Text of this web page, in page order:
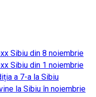
Sibiu din 8 noiembrie
Sibiu din 1 noiembrie
a 7-a la Sibiu
la Sibiu în noiembrie